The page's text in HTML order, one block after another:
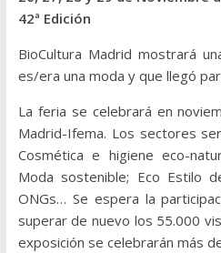
42ª Edición
BioCultura Madrid mostrará
es/era una moda y que llegó
La feria se celebrará en
Madrid-Ifema. Los sectores
Cosmética e higiene eco-
Moda sostenible; Eco Estilo
ONGs… Se espera la
superar de nuevo los 55.000
exposición se celebrarán más